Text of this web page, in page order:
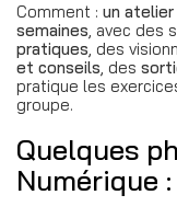
Comment : un
semaines, avec des
pratiques, des
et conseils, des
pratique les
groupe.
Quelques
Numérique :